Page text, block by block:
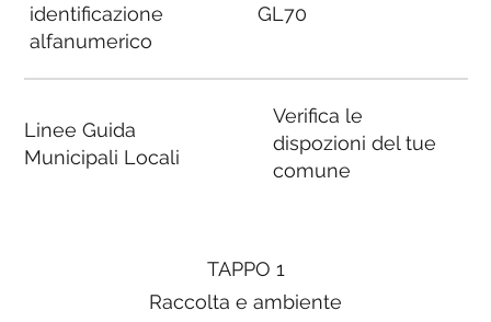
identificazione
alfanumerico
Linee Guida
Municipali Locali
GL70
Verifica le
dispozioni del tue
comune
TAPPO 1
Raccolta e ambiente